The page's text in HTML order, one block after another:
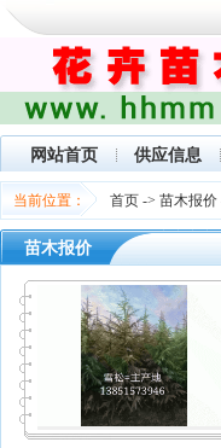
网站首页 供应信息
当前位置： 首页 -> 苗木报价
苗木报价